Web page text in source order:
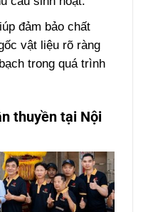
đảm bảo chất
vật liệu rõ ràng
trong quá trình
thuyền tại Nội